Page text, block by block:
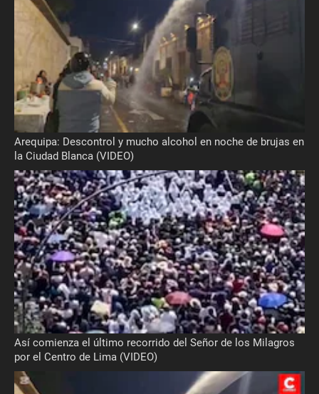
Arequipa: Descontrol y mucho alcohol en noche de brujas en
la Ciudad Blanca (VIDEO)
Así comienza el último recorrido del Señor de los Milagros
por el Centro de Lima (VIDEO)